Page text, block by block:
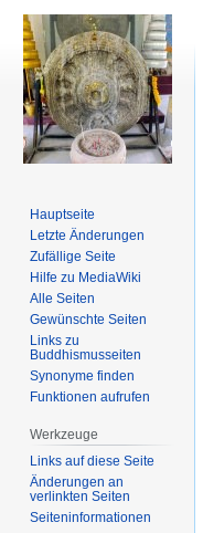
Hauptseite
Letzte Änderungen
Zufällige Seite
Hilfe zu MediaWiki
Alle Seiten
Gewünschte Seiten
Links zu
Buddhismusseiten
Synonyme finden
Funktionen aufrufen
Werkzeuge
Links auf diese Seite
Änderungen an
verlinkten Seiten
Seiten­­informationen